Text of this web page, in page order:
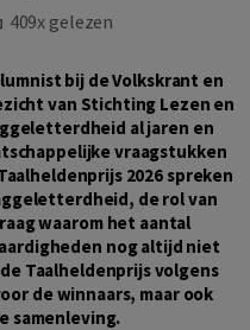
409x gelezen
bij de Volkskrant en
van Stichting Lezen en
al jaren en
vraagstukken
2026 spreken
de rol van
waarom het aantal
nog altijd niet
Taalheldenprijs volgens
de winnaars, maar ook
samenleving.